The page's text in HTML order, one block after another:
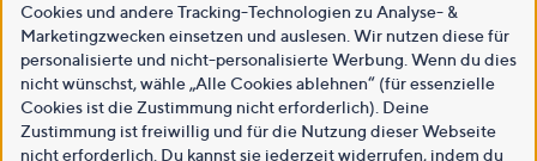
Cookies und andere Tracking-Technologien zu Analyse- &
Marketingzwecken einsetzen und auslesen. Wir nutzen diese für
personalisierte und nicht-personalisierte Werbung. Wenn du dies
nicht wünschst, wähle „Alle Cookies ablehnen“ (für essenzielle
Cookies ist die Zustimmung nicht erforderlich). Deine
Zustimmung ist freiwillig und für die Nutzung dieser Webseite
nicht erforderlich. Du kannst sie jederzeit widerrufen, indem du